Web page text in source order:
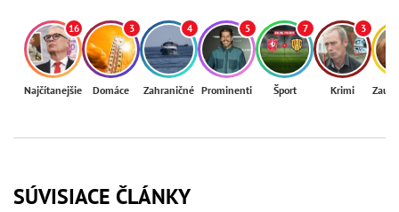
16
Najčítanejšie
3
Domáce
4
Zahraničné
5
Prominenti
7
Šport
3
Krimi
SÚVISIACE ČLÁNKY